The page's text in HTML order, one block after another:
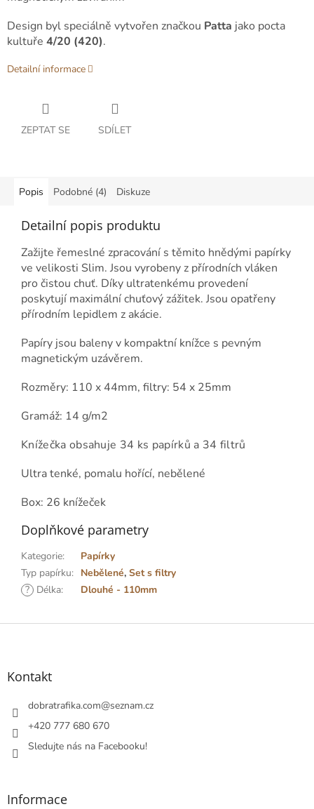
Design byl speciálně vytvořen značkou Patta jako pocta
kultuře 4/20 (420).
Detailní informace
ZEPTAT SE SDÍLET
Popis Podobné (4) Diskuze
Detailní popis produktu
Zažijte řemeslné zpracování s těmito hnědými papírky
ve velikosti Slim. Jsou vyrobeny z přírodních vláken
pro čistou chuť. Díky ultratenkému provedení
poskytují maximální chuťový zážitek. Jsou opatřeny
přírodním lepidlem z akácie.
Papíry jsou baleny v kompaktní knížce s pevným
magnetickým uzávěrem.
Rozměry: 110 x 44mm, filtry: 54 x 25mm
Gramáž: 14 g/m2
Knížečka obsahuje 34 ks papírků a 34 filtrů
Ultra tenké, pomalu hořící, nebělené
Box: 26 knížeček
Doplňkové parametry
Kategorie:
Papírky
Typ papírku: Nebělené, Set s filtry
? Délka: Dlouhé - 110mm
Z
Kontakt
dobratrafika.com@seznam.cz
+420 777 680 670
Sledujte nás na Facebooku!
Informace